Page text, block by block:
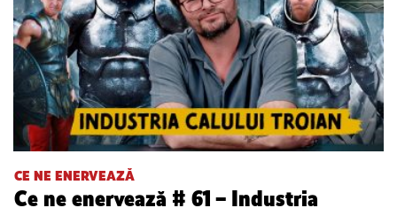
CE NE ENERVEAZĂ
Ce ne enervează # 61 – Industria